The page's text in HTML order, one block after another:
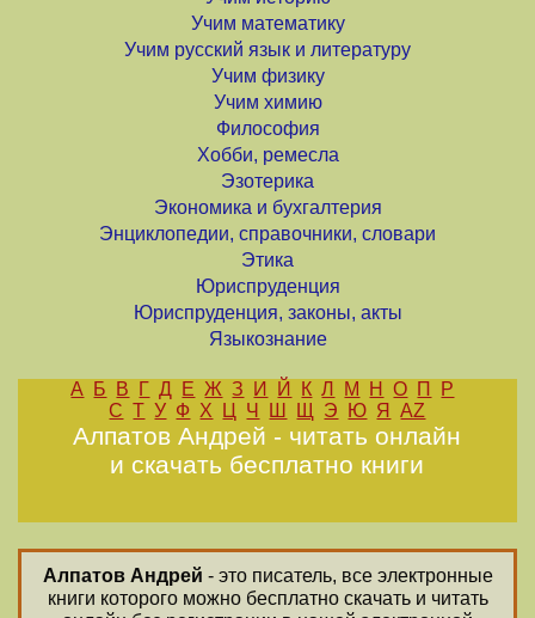
Учим математику
Учим русский язык и литературу
Учим физику
Учим химию
Философия
Хобби, ремесла
Эзотерика
Экономика и бухгалтерия
Энциклопедии, справочники, словари
Этика
Юриспруденция
Юриспруденция, законы, акты
Языкознание
А Б В Г Д Е Ж З И Й К Л М Н О П
Р
С Т У Ф Х Ц Ч Ш Щ Э Ю Я AZ
Алпатов Андрей - читать онлайн
и скачать бесплатно книги
Алпатов Андрей - это писатель, все электронные
книги которого можно бесплатно скачать и читать